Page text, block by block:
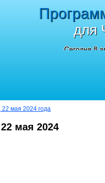
для
Сегодня 8
22 мая 2024 года
мая 2024